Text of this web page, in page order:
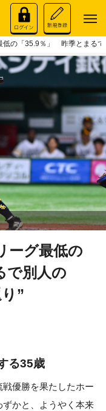
低の「35.9％」 昨季とまる
ーグ最低の
で別人の
”
る35歳
優勝を果たしたホー
かと、ようやく本来